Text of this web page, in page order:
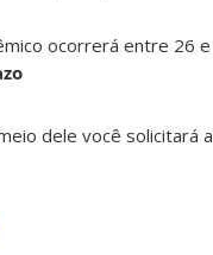
ocorrerá entre 26
dele você solicitará